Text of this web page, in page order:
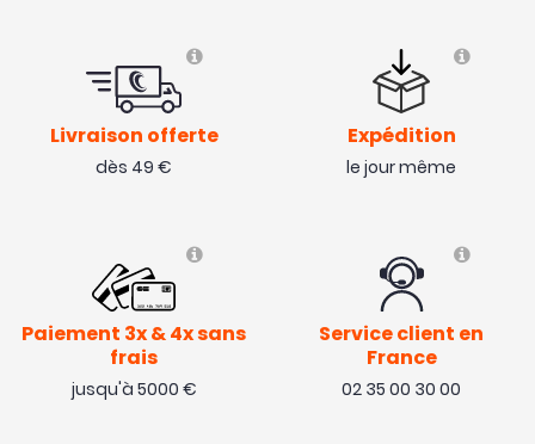
Livraison offerte
dès 49 €
Expédition
le jour même
Paiement 3x & 4x sans
frais
jusqu'à 5000 €
Service client en
France
02 35 00 30 00